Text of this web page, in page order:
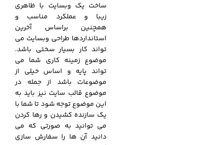
ساخت یک وبسایت با ظاهری
زیبا و عملکرد مناسب و
همچنین براساس آخرین
استانداردها طراحی وبسایت می
تواند کار بسیار سختی باشد.
موضوع زمینه کاری شما می
تواند پایه و اساس خیلی از
موضوعات باشد از جمله در
موضوع قالب سایت نیز باید به
این موضوع توجه شود تا شما با
یک سازنده کشیدن و رها کردن
می توانید به صورتی که می
دانید آن ها را سفارش سازی